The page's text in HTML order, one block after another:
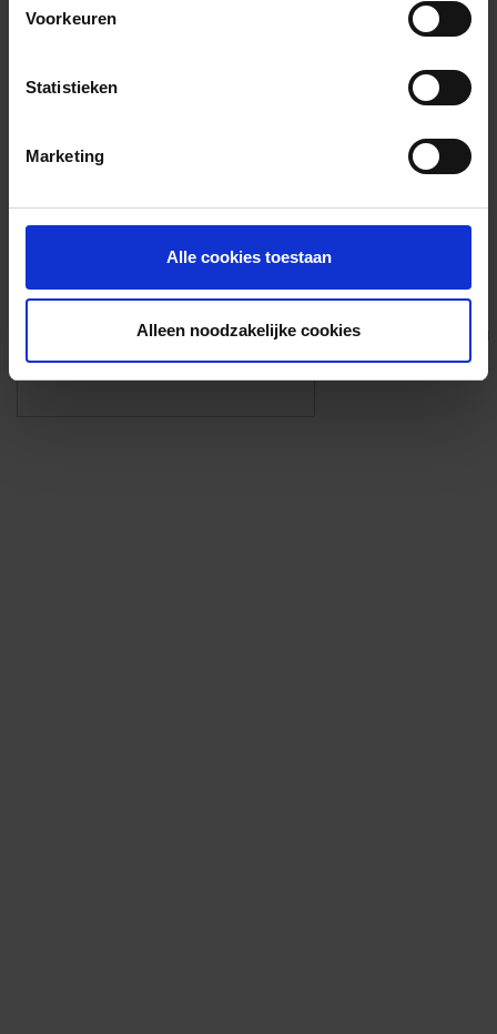
Voorkeuren
Statistieken
Marketing
Alle cookies toestaan
Alleen noodzakelijke cookies
Foto’s ({{photos.length}})
Eigen foto’s